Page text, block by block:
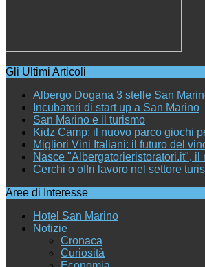
Gli Ultimi Articoli
Albergo Dogana 3 stelle San
Incubatori di start up a San Marino
San Marino e il turismo
Kidz Camp: il nuovo parco giochi
Migliori Vini Italiani: il futuro del
Nasce "Albergatorieristoratori.it",
Cerchi o offri lavoro nel settore
Aree di Interesse
Hotel San Marino
Notizie
Cronaca
Curiosità